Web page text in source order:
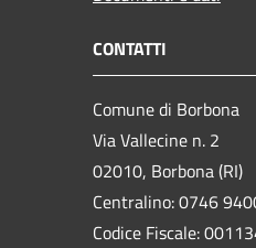
CONTATTI
Comune di Borbona
Via Vallecine n. 2
02010, Borbona (RI)
Centralino: 0746
Codice Fiscale: